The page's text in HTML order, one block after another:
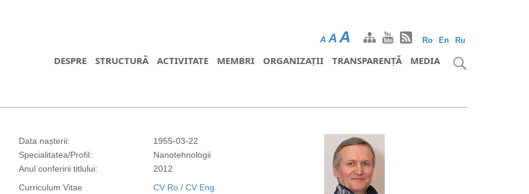
Ro En Ru
A A A
DESPRE STRUCTURĂ ACTIVITATE MEMBRI ORGANIZAȚII TRANSPARENȚĂ MEDIA
Data nașterii:
Specialitatea/Profil:
Anul conferirii titlului:
1955-03-22
Nanotehnologii
2012
Curriculum Vitae
CV Ro/ CV Eng